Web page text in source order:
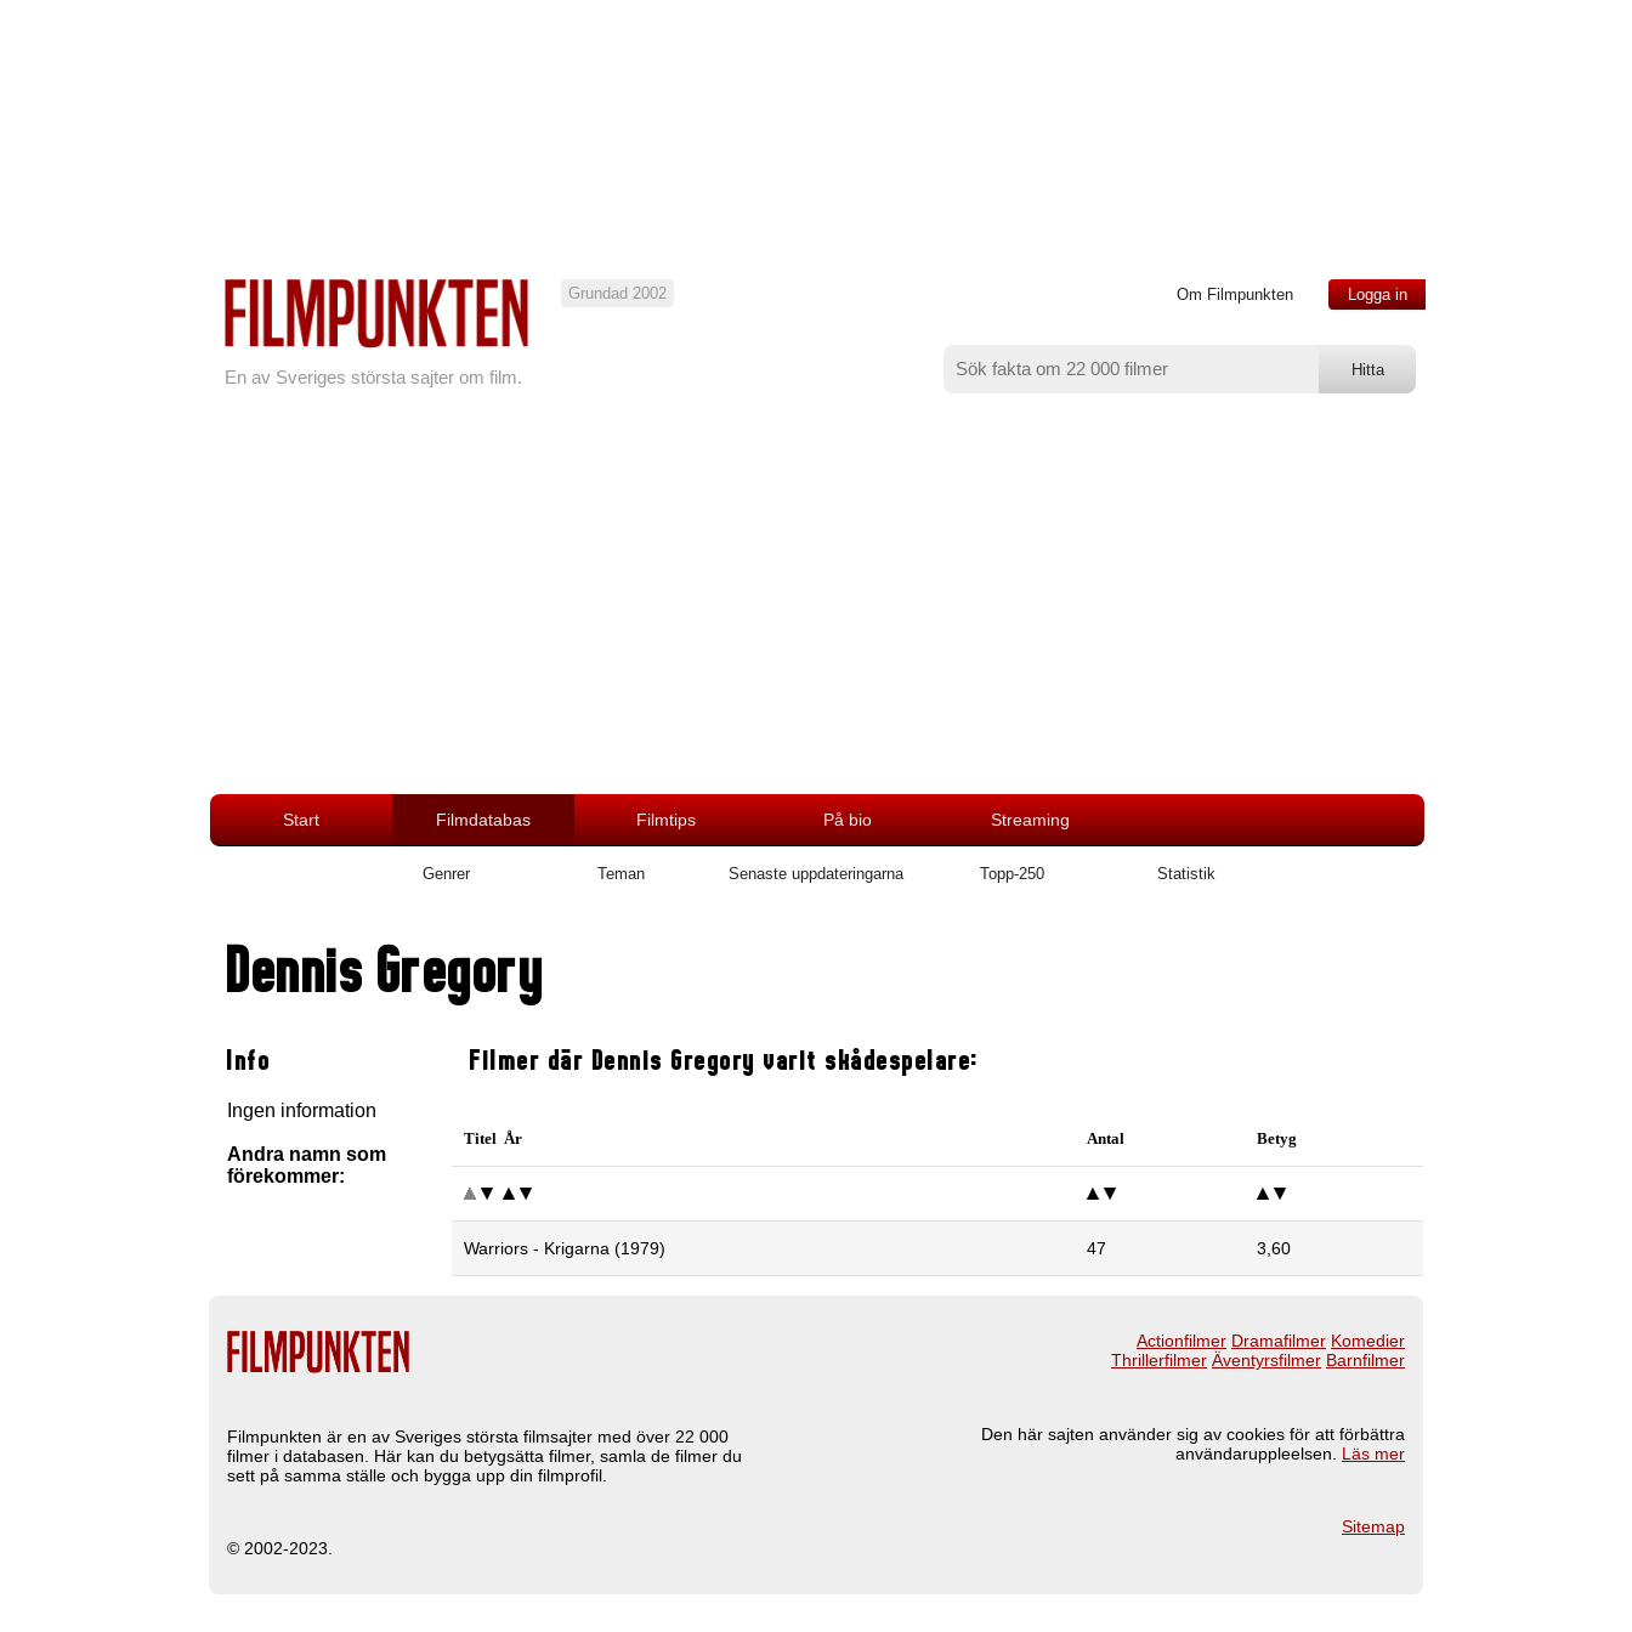
En av Sveriges största sajter om film.
Grundad 2002 Om Filmpunkten Logga in
Start Filmdatabas Filmtips På bio Streaming
Genrer Teman Senaste uppdateringarna Topp-250 Statistik
Dennis Gregory
Info
Ingen information
Andra namn som
förekommer:
Filmer där Dennis Gregory varit skådespelare:
Titel År Antal Betyg
Warriors - Krigarna (1979) 47 3,60
Filmpunkten är en av Sveriges största filmsajter med över 22 000
filmer i databasen. Här kan du betygsätta filmer, samla de filmer du
sett på samma ställe och bygga upp din filmprofil.
© 2002-2023.
Actionfilmer Dramafilmer Komedier
Thrillerfilmer Äventyrsfilmer Barnfilmer
Den här sajten använder sig av cookies för att förbättra
användaruppleelsen. Läs mer
Sitemap